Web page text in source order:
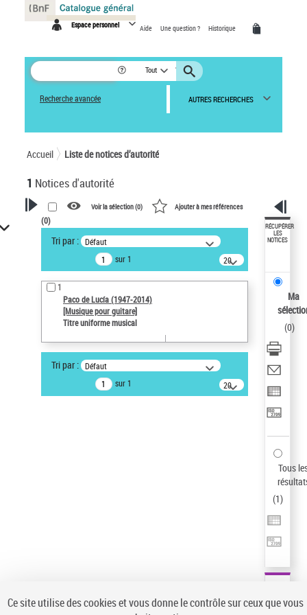
Espace personnel Aide Une question ? Historique
Tout
Recherche avancée AUTRES RECHERCHES
Accueil Liste de notices d’autorité
1 Notices d'autorité
VOTRE RECHERCHE
Recherche avancée dans les
notices d’autorité
Œuvres liées à l'auteur :
Paco de Lucía (1947-2014)
Statut de la notice d’autorité
Type de notice d'autorité
Œuvre
Sauvegarder votre recherche
Voir la sélection (0) Ajouter à mes références
(0)
Tri par : Défaut
sur 1
20
résultats/page
1
Paco de Lucía (1947-2014)
[Musique pour guitare]
Titre uniforme musical
Tri par : Défaut
sur 1
20
résultats/page
RÉCUPÉRER
LES
NOTICES
Ma
(0)
Tous
(1)
Panneau de gestion des cookies
Ce site utilise des cookies et vous donne le contrôle sur ceux que vous